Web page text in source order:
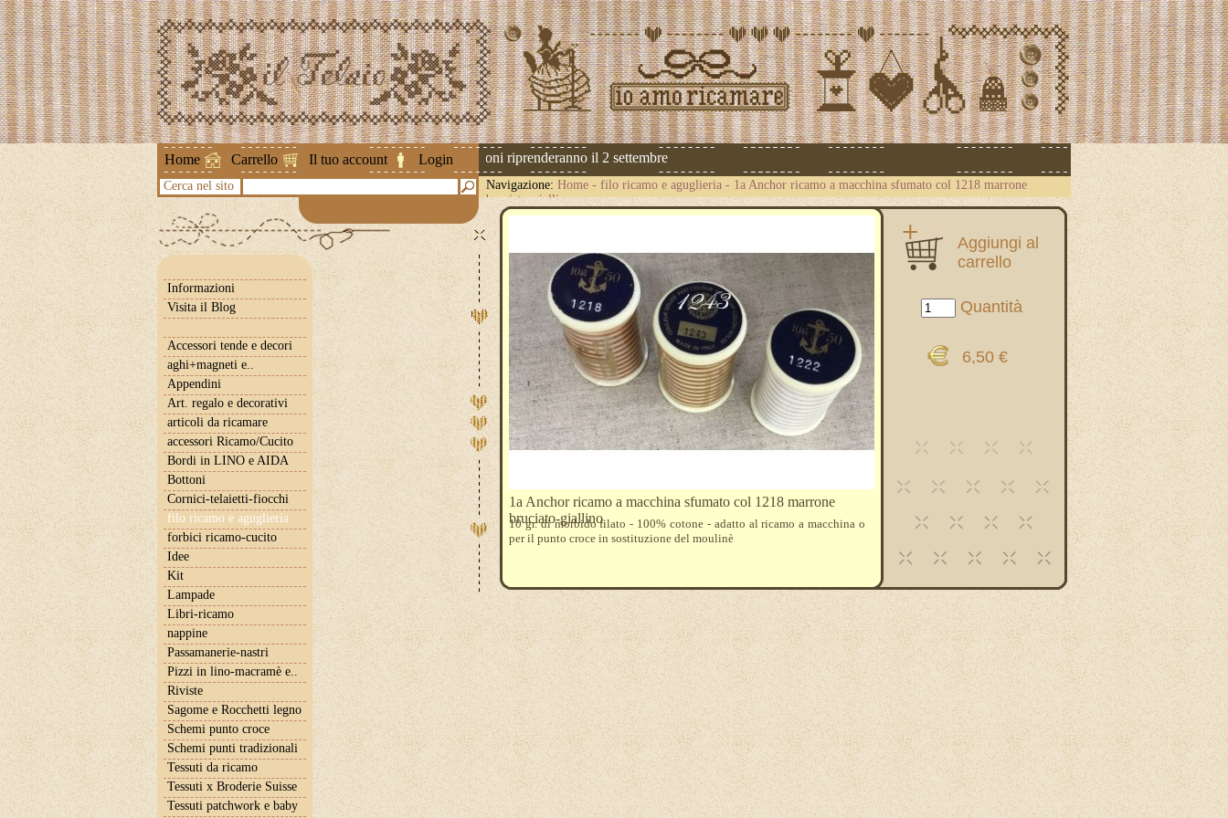
Home Carrello Il tuo account Login
Attenzione ! Le spedizioni riprenderanno il 2 settembre
Cerca nel sito Navigazione: Home - filo ricamo e aguglieria - 1a Anchor ricamo a macchina sfumato col 1218 marrone
bruciato-giallino
Informazioni
Visita il Blog
Accessori tende e decori
aghi+magneti e..
Appendini
Art. regalo e decorativi
articoli da ricamare
accessori Ricamo/Cucito
Bordi in LINO e AIDA
Bottoni
Cornici-telaietti-fiocchi
filo ricamo e aguglieria
forbici ricamo-cucito
Idee
Kit
Lampade
Libri-ricamo
nappine
Passamanerie-nastri
Pizzi in lino-macramè e..
Riviste
Sagome e Rocchetti legno
Schemi punto croce
Schemi punti tradizionali
Tessuti da ricamo
Tessuti x Broderie Suisse
Tessuti patchwork e baby
Aggiungi al
carrello
Quantità
6,50 €
1a Anchor ricamo a macchina sfumato col 1218 marrone
bruciato-giallino
10 gr. di morbido filato - 100% cotone - adatto al ricamo a macchina o
per il punto croce in sostituzione del moulinè